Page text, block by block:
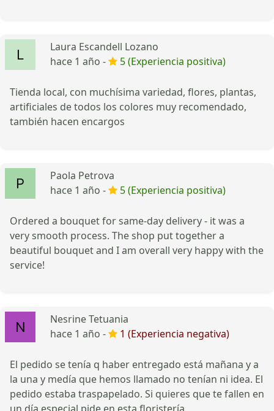
Laura Escandell Lozano
hace 1 año -
5 (Experiencia positiva)
Tienda local, con muchísima variedad, flores, plantas,
artificiales de todos los colores muy recomendado,
también hacen encargos
Paola Petrova
hace 1 año -
5 (Experiencia positiva)
Ordered a bouquet for same-day delivery - it was a
very smooth process. The shop put together a
beautiful bouquet and I am overall very happy with the
service!
Nesrine Tetuania
hace 1 año -
1 (Experiencia negativa)
El pedido se tenía q haber entregado está mañana y a
la una y medía que hemos llamado no tenían ni idea. El
pedido estaba traspapelado. Si quieres que te fallen en